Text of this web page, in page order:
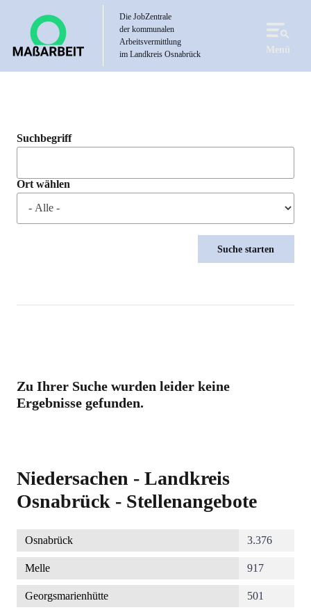
Die JobZentrale
der kommunalen
Arbeitsvermittlung
im Landkreis Osnabrück
Menü
Suchbegriff
Ort wählen
Zu Ihrer Suche wurden leider keine
Ergebnisse gefunden.
Niedersachen - Landkreis
Osnabrück - Stellenangebote
Osnabrück 3.376
Melle 917
Georgsmarienhütte 501